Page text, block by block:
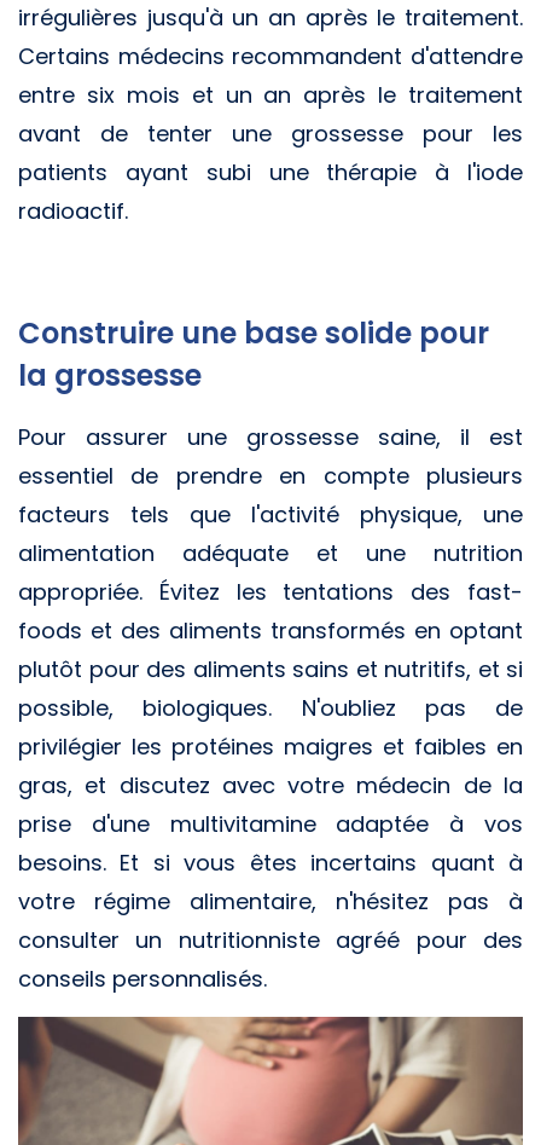
irrégulières jusqu'à un an après le traitement.
Certains médecins recommandent d'attendre
entre six mois et un an après le traitement
avant de tenter une grossesse pour les
patients ayant subi une thérapie à l'iode
radioactif.
Construire une base solide pour
la grossesse
Pour assurer une grossesse saine, il est
essentiel de prendre en compte plusieurs
facteurs tels que l'activité physique, une
alimentation adéquate et une nutrition
appropriée. Évitez les tentations des fast-
foods et des aliments transformés en optant
plutôt pour des aliments sains et nutritifs, et si
possible, biologiques. N'oubliez pas de
privilégier les protéines maigres et faibles en
gras, et discutez avec votre médecin de la
prise d'une multivitamine adaptée à vos
besoins. Et si vous êtes incertains quant à
votre régime alimentaire, n'hésitez pas à
consulter un nutritionniste agréé pour des
conseils personnalisés.